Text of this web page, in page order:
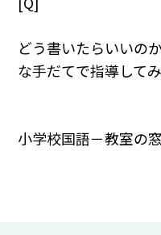
どう書いたらいいの
な手だてで指導して
小学校国語－教室の